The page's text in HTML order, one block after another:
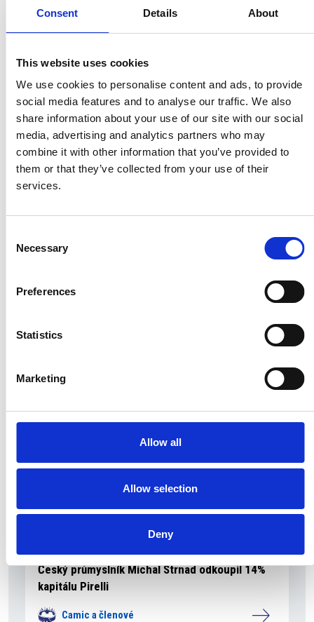
Consent Details About
This website uses cookies
We use cookies to personalise content and ads, to provide
social media features and to analyse our traffic. We also
share information about your use of our site with our social
media, advertising and analytics partners who may
combine it with other information that you’ve provided to
them or that they’ve collected from your use of their
services.
Selection
Necessary
Preferences
Statistics
Marketing
Allow all
Allow selection
Deny
Pražský fragment evangelia svatého Marka
bude vystaven v Aquileii
Itálie
Česká republika
CRIF: v pololetí rostly počty firem i OSVČ
Český průmyslník Michal Strnad odkoupil 14%
kapitálu Pirelli
Camic a členové